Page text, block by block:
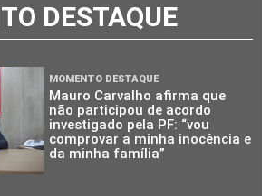
DESTAQUE
MOMENTO DESTAQUE
Mauro Carvalho afirma que
não participou de acordo
investigado pela PF: “vou
comprovar a minha inocência e
da minha família”